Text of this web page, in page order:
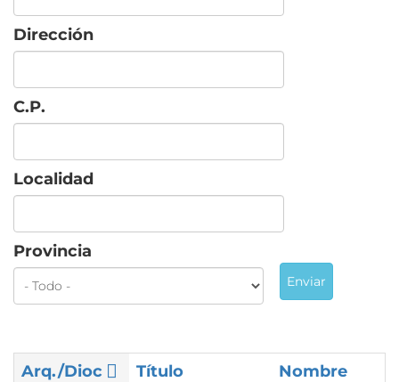
Dirección
C.P.
Localidad
Provincia
Enviar
Arq./Dioc Título
Nombre